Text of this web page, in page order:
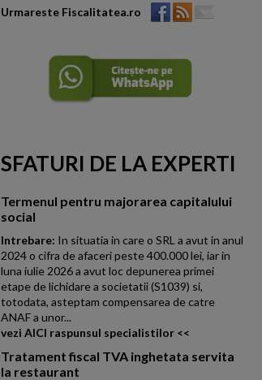
NOUTATI
din Codul
Fiscal
Credit bancar declarat
codebitorilor solidari
trebuie utilizata numai daca
Urmareste Fiscalitatea.ro
SFATURI DE LA EXPERTI
Termenul pentru majorarea capitalului
social
Intrebare: In situatia in care o SRL a avut in anul
2024 o cifra de afaceri peste 400.000 lei, iar in
luna iulie 2026 a avut loc depunerea primei
etape de lichidare a societatii (S1039) si,
totodata, asteptam compensarea de catre
ANAF a unor...
vezi AICI raspunsul specialistilor <<
Tratament fiscal TVA inghetata servita
la restaurant